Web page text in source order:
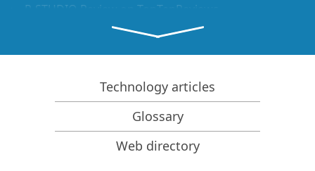
R-STUDIO Review on TopTenReviews
Spécificités de récupération de fichiers pour les
Prévoir le succès des cas communs de récupération
Récupération des données remplacées
Technology articles
Glossary
Web directory